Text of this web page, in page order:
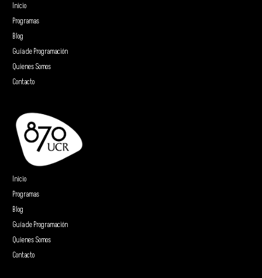
Inicio
Programas
Blog
Guía de Programación
Quienes Somos
Contacto
Inicio
Programas
Blog
Guía de Programación
Quienes Somos
Contacto